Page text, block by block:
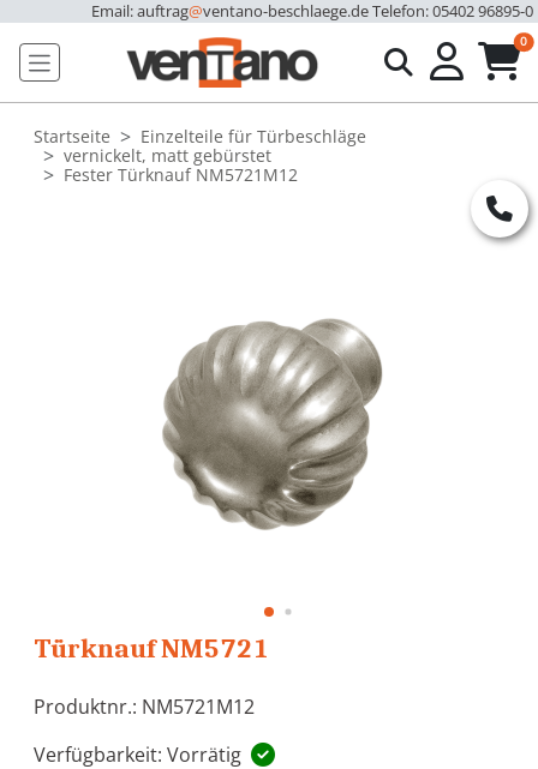
Email: auftrag@ventano-beschlaege.deTelefon: 05402 96895-0
0
Startseite
Einzelteile für Türbeschläge
vernickelt, matt gebürstet
Fester Türknauf NM5721M12
Türknauf NM5721
Produktnr.: NM5721M12
Verfügbarkeit: Vorrätig